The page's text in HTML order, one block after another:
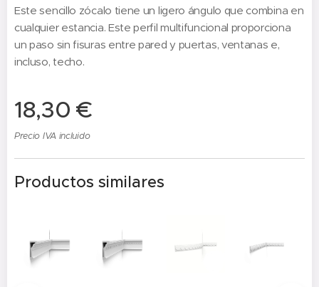
Este sencillo zócalo tiene un ligero ángulo que combina en
cualquier estancia. Este perfil multifuncional proporciona
un paso sin fisuras entre pared y puertas, ventanas e,
incluso, techo.
18,30 €
Precio IVA incluido
Productos similares